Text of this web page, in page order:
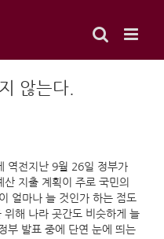
않는다.
역전지난 9월 26일 정부가
지출 계획이 주로 국민의
얼마나 늘 것인가 하는 점도
해 나라 곳간도 비슷하게 늘
부 발표 중에 단연 눈에 띄는